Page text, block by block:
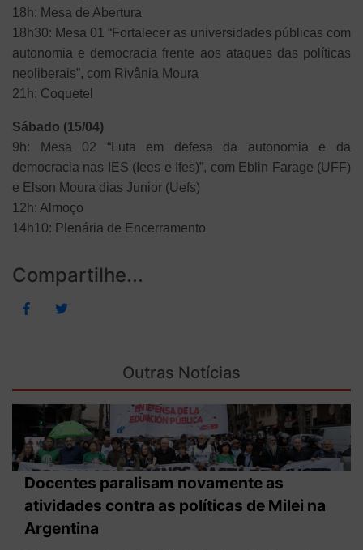
18h: Mesa de Abertura
18h30: Mesa 01 “Fortalecer as universidades públicas com
autonomia e democracia frente aos ataques das políticas
neoliberais”, com Rivânia Moura
21h: Coquetel
Sábado (15/04)
9h: Mesa 02 “Luta em defesa da autonomia e da
democracia nas IES (Iees e Ifes)”, com Eblin Farage (UFF)
e Elson Moura dias Junior (Uefs)
12h: Almoço
14h10: Plenária de Encerramento
Compartilhe...
Outras Notícias
Docentes paralisam novamente as
atividades contra as políticas de Milei na
Argentina